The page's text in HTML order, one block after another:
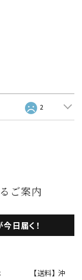
2
ご案内
日届く！
定休 【送料】 沖